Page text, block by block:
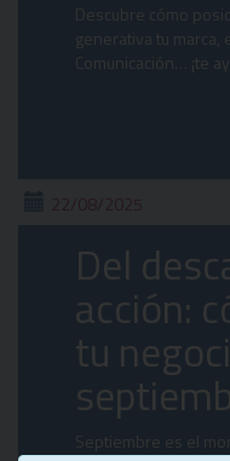
Descubre cómo
generativa tu marca,
Comunicación… ¡te
22/08/2025
Del
acción:
tu
Septiembre es el